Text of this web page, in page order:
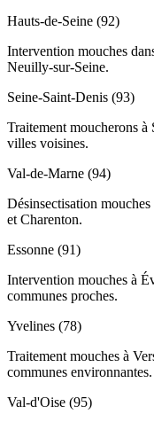
Hauts-de-Seine (92)
Intervention mouches
Neuilly-sur-Seine.
Seine-Saint-Denis (93)
Traitement moucherons
villes voisines.
Val-de-Marne (94)
Désinsectisation
et Charenton.
Essonne (91)
Intervention mouches à
communes proches.
Yvelines (78)
Traitement mouches à
communes environnantes.
Val-d'Oise (95)